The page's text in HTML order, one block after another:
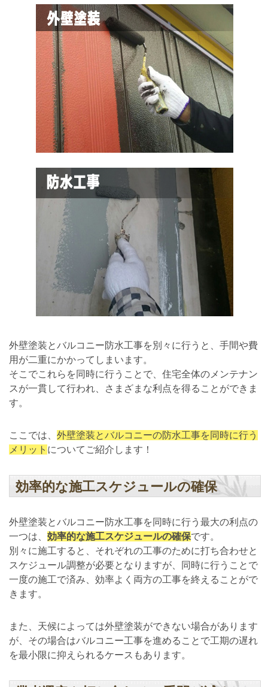
外壁塗装とバルコニー防水工事を別々に行うと、手間や費
用が二重にかかってしまいます。
そこでこれらを同時に行うことで、住宅全体のメンテナン
スが一貫して行われ、さまざまな利点を得ることができま
す。
ここでは、 外壁塗装とバルコニーの防水工事を同時に行う
メリット についてご紹介します！
効率的な施工スケジュールの確保
外壁塗装とバルコニー防水工事を同時に行う最大の利点の
一つは、 効率的な施工スケジュールの確保です。
別々に施工すると、それぞれの工事のために打ち合わせと
スケジュール調整が必要となりますが、同時に行うことで
一度の施工で済み、効率よく両方の工事を終えることがで
きます。
また、天候によっては外壁塗装ができない場合があります
が、その場合はバルコニー工事を進めることで工期の遅れ
を最小限に抑えられるケースもあります。